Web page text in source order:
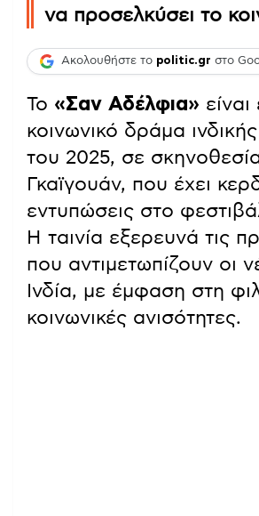
να προσελκύσει το
Ακολουθήστε το politic.gr στο
Το «Σαν Αδέλφια»
κοινωνικό δράμα
του 2025, σε
Γκαϊγουάν, που έχει
εντυπώσεις στο
Η ταινία εξερευνά τις
που αντιμετωπίζουν οι
Ινδία, με έμφαση στη
κοινωνικές ανισότητες.